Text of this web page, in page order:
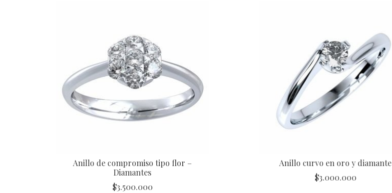
Anillo de compromiso tipo flor –
Diamantes
$3.500.000
Anillo curvo en oro y diamante
$3.000.000